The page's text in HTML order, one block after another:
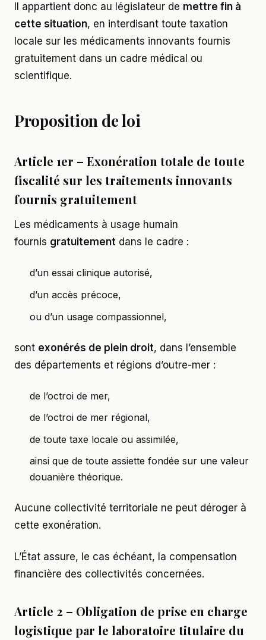
Il appartient donc au législateur de mettre fin à
cette situation, en interdisant toute taxation
locale sur les médicaments innovants fournis
gratuitement dans un cadre médical ou
scientifique.
Proposition de loi
Article 1er – Exonération totale de toute
fiscalité sur les traitements innovants
fournis gratuitement
Les médicaments à usage humain
fournis gratuitement dans le cadre :
d’un essai clinique autorisé,
d’un accès précoce,
ou d’un usage compassionnel,
sont exonérés de plein droit, dans l’ensemble
des départements et régions d’outre-mer :
de l’octroi de mer,
de l’octroi de mer régional,
de toute taxe locale ou assimilée,
ainsi que de toute assiette fondée sur une valeur
douanière théorique.
Aucune collectivité territoriale ne peut déroger à
cette exonération.
L’État assure, le cas échéant, la compensation
financière des collectivités concernées.
Article 2 – Obligation de prise en charge
logistique par le laboratoire titulaire du